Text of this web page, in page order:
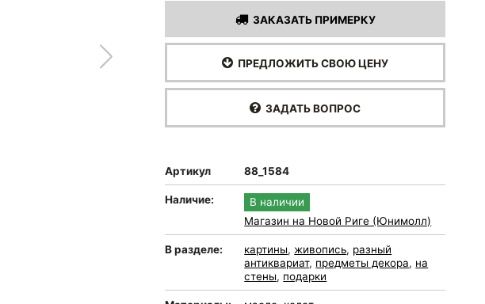
ЗАКАЗАТЬ ПРИМЕРКУ
ПРЕДЛОЖИТЬ СВОЮ ЦЕНУ
ЗАДАТЬ ВОПРОС
Артикул 88_1584
Наличие:
В наличии
Магазин на Новой Риге (Юнимолл)
В разделе: картины, живопись, разный
антиквариат, предметы декора, на
стены, подарки